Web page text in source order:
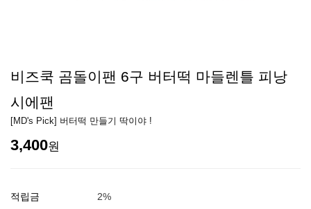
비즈쿡 곰돌이팬 6구 버터떡 마들렌틀 피낭
시에팬
[MD's Pick] 버터떡 만들기 딱이야 !
3,400원
적립금
2%